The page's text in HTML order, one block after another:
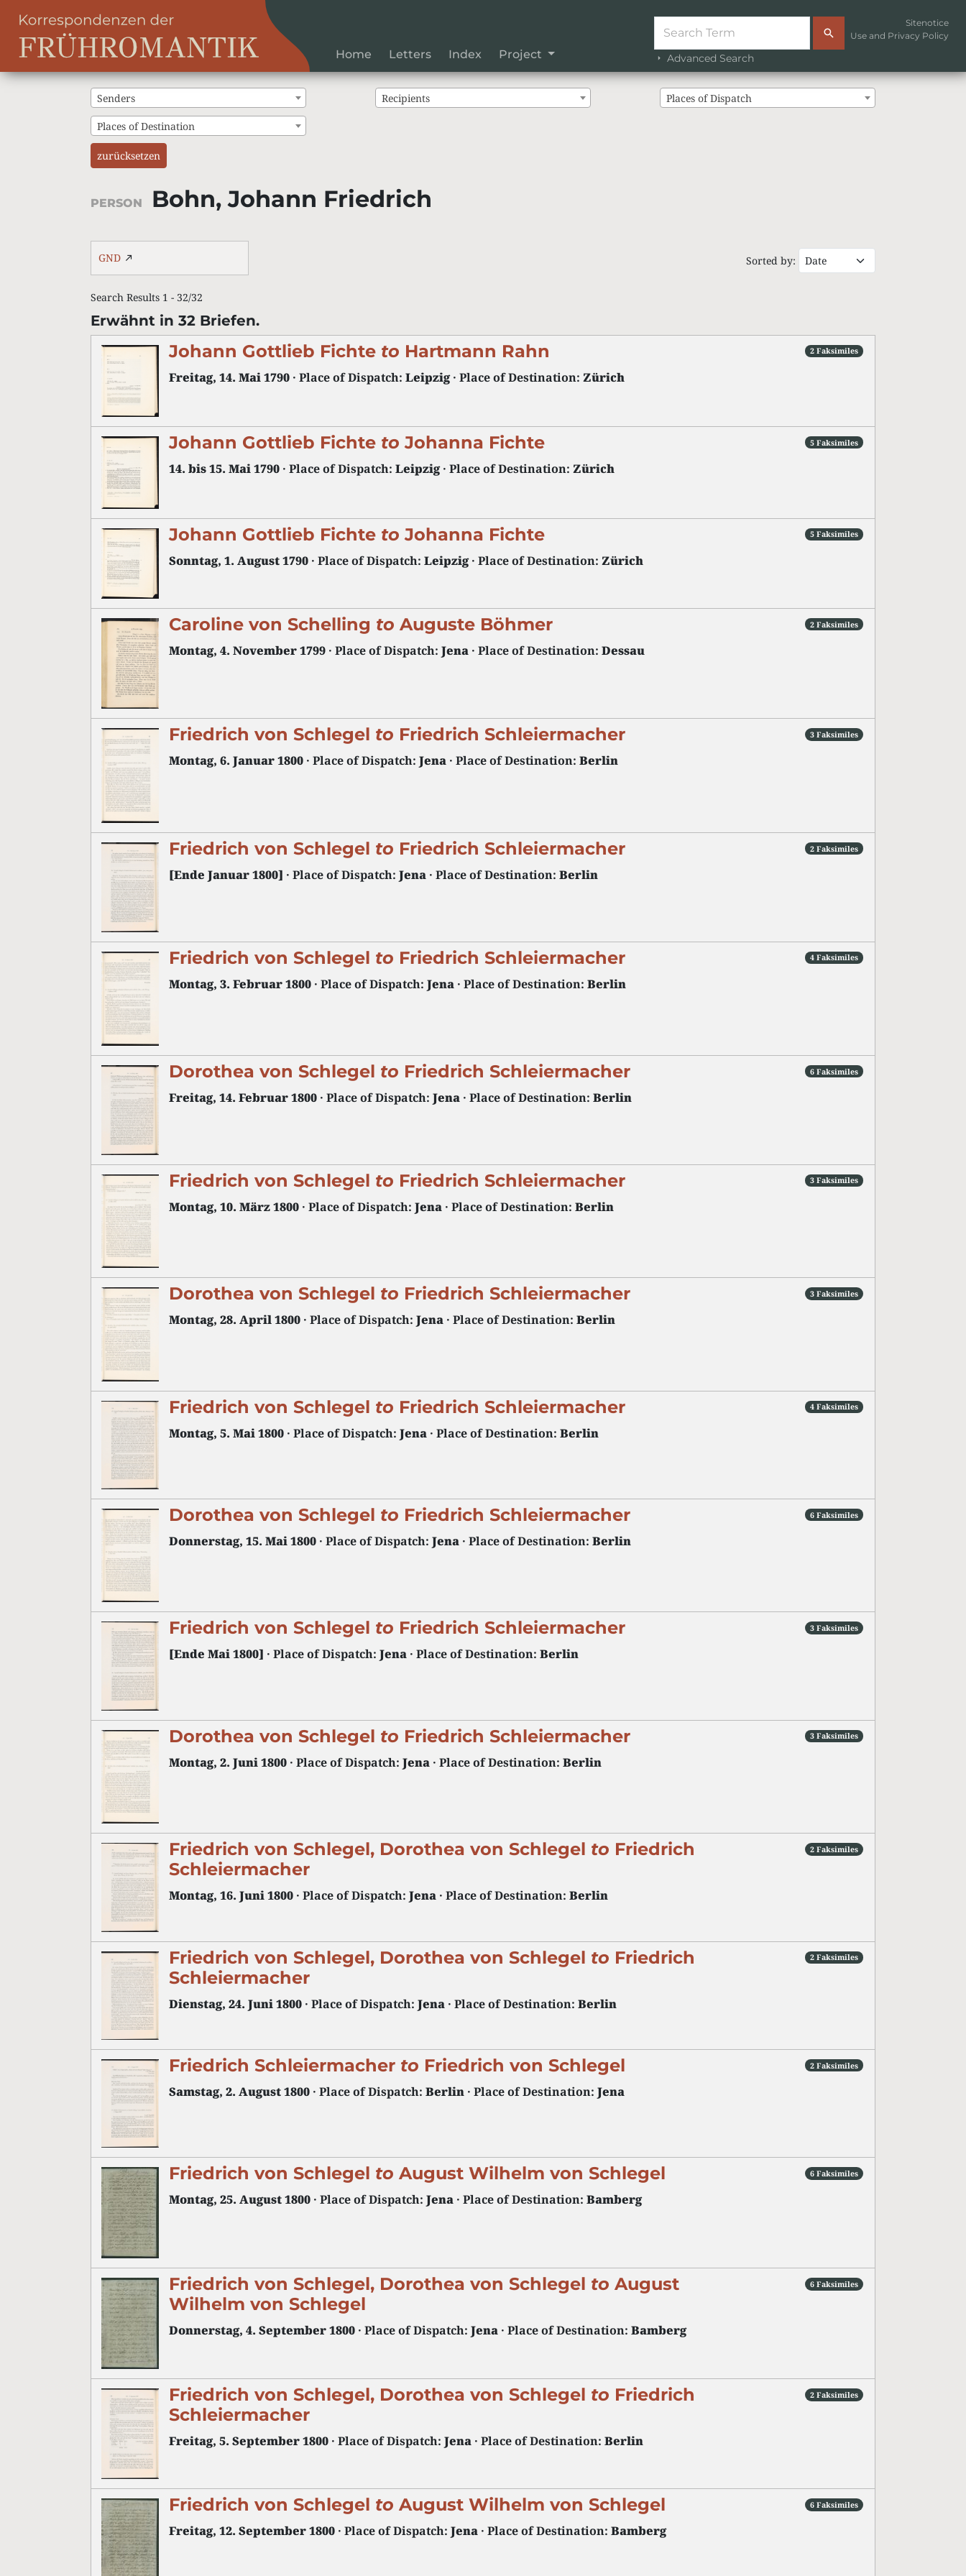
Home Letters Index Project Advanced Search
Sitenotice
Use and Privacy Policy
Senders Recipients Places of Dispatch
Places of Destination
zurücksetzen
PERSON Bohn, Johann Friedrich
GND Sorted by:
Search Results 1 - 32/32
Erwähnt in 32 Briefen.
Johann Gottlieb Fichte to Hartmann Rahn
Freitag, 14. Mai 1790 · Place of Dispatch: Leipzig· Place of Destination: Zürich
2 Faksimiles
Johann Gottlieb Fichte to Johanna Fichte
14. bis 15. Mai 1790 · Place of Dispatch: Leipzig· Place of Destination: Zürich
5 Faksimiles
Johann Gottlieb Fichte to Johanna Fichte
Sonntag, 1. August 1790 · Place of Dispatch: Leipzig· Place of Destination: Zürich
5 Faksimiles
Caroline von Schelling to Auguste Böhmer
Montag, 4. November 1799 · Place of Dispatch: Jena · Place of Destination: Dessau
2 Faksimiles
Friedrich von Schlegel to Friedrich Schleiermacher
Montag, 6. Januar 1800 · Place of Dispatch: Jena · Place of Destination: Berlin
3 Faksimiles
Friedrich von Schlegel to Friedrich Schleiermacher
[Ende Januar 1800] · Place of Dispatch: Jena · Place of Destination: Berlin
2 Faksimiles
Friedrich von Schlegel to Friedrich Schleiermacher
Montag, 3. Februar 1800 · Place of Dispatch: Jena · Place of Destination: Berlin
4 Faksimiles
Dorothea von Schlegel to Friedrich Schleiermacher
Freitag, 14. Februar 1800 · Place of Dispatch: Jena · Place of Destination: Berlin
6 Faksimiles
Friedrich von Schlegel to Friedrich Schleiermacher
Montag, 10. März 1800 · Place of Dispatch: Jena · Place of Destination: Berlin
3 Faksimiles
Dorothea von Schlegel to Friedrich Schleiermacher
Montag, 28. April 1800 · Place of Dispatch: Jena · Place of Destination: Berlin
3 Faksimiles
Friedrich von Schlegel to Friedrich Schleiermacher
Montag, 5. Mai 1800 · Place of Dispatch: Jena · Place of Destination: Berlin
4 Faksimiles
Dorothea von Schlegel to Friedrich Schleiermacher
Donnerstag, 15. Mai 1800 · Place of Dispatch: Jena · Place of Destination: Berlin
6 Faksimiles
Friedrich von Schlegel to Friedrich Schleiermacher
[Ende Mai 1800] · Place of Dispatch: Jena · Place of Destination: Berlin
3 Faksimiles
Dorothea von Schlegel to Friedrich Schleiermacher
Montag, 2. Juni 1800 · Place of Dispatch: Jena · Place of Destination: Berlin
3 Faksimiles
Friedrich von Schlegel, Dorothea von Schlegel to Friedrich
Schleiermacher
Montag, 16. Juni 1800 · Place of Dispatch: Jena · Place of Destination: Berlin
2 Faksimiles
Friedrich von Schlegel, Dorothea von Schlegel to Friedrich
Schleiermacher
Dienstag, 24. Juni 1800 · Place of Dispatch: Jena · Place of Destination: Berlin
2 Faksimiles
Friedrich Schleiermacher to Friedrich von Schlegel
Samstag, 2. August 1800 · Place of Dispatch: Berlin · Place of Destination: Jena
2 Faksimiles
Friedrich von Schlegel to August Wilhelm von Schlegel
Montag, 25. August 1800 · Place of Dispatch: Jena · Place of Destination: Bamberg
6 Faksimiles
Friedrich von Schlegel, Dorothea von Schlegel to August
Wilhelm von Schlegel
Donnerstag, 4. September 1800 · Place of Dispatch: Jena · Place of Destination: Bamberg
6 Faksimiles
Friedrich von Schlegel, Dorothea von Schlegel to Friedrich
Schleiermacher
Freitag, 5. September 1800 · Place of Dispatch: Jena · Place of Destination: Berlin
2 Faksimiles
Friedrich von Schlegel to August Wilhelm von Schlegel
Freitag, 12. September 1800 · Place of Dispatch: Jena · Place of Destination: Bamberg
6 Faksimiles